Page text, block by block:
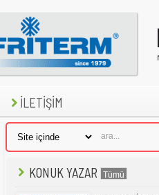
İLETİŞİM
KONUK YAZAR